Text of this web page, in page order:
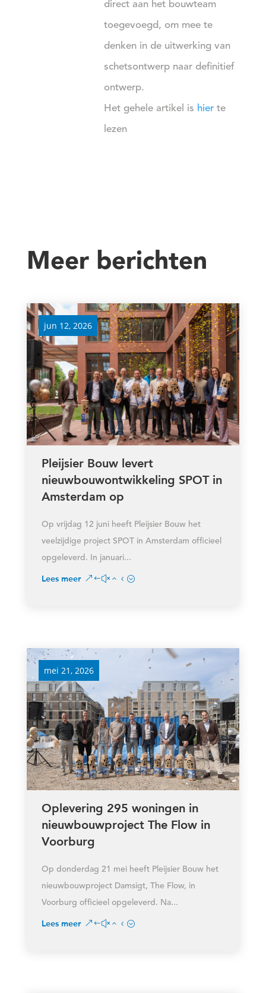
direct aan het bouwteam
toegevoegd, om mee te
denken in de uitwerking van
schetsontwerp naar definitief
ontwerp.
Het gehele artikel is hier te
lezen
Meer berichten
jun 12, 2026
Pleijsier Bouw levert
nieuwbouwontwikkeling SPOT in
Amsterdam op
Op vrijdag 12 juni heeft Pleijsier Bouw het
veelzijdige project SPOT in Amsterdam officieel
opgeleverd. In januari...
Lees meer
mei 21, 2026
Oplevering 295 woningen in
nieuwbouwproject The Flow in
Voorburg
Op donderdag 21 mei heeft Pleijsier Bouw het
nieuwbouwproject Damsigt, The Flow, in
Voorburg officieel opgeleverd. Na...
Lees meer